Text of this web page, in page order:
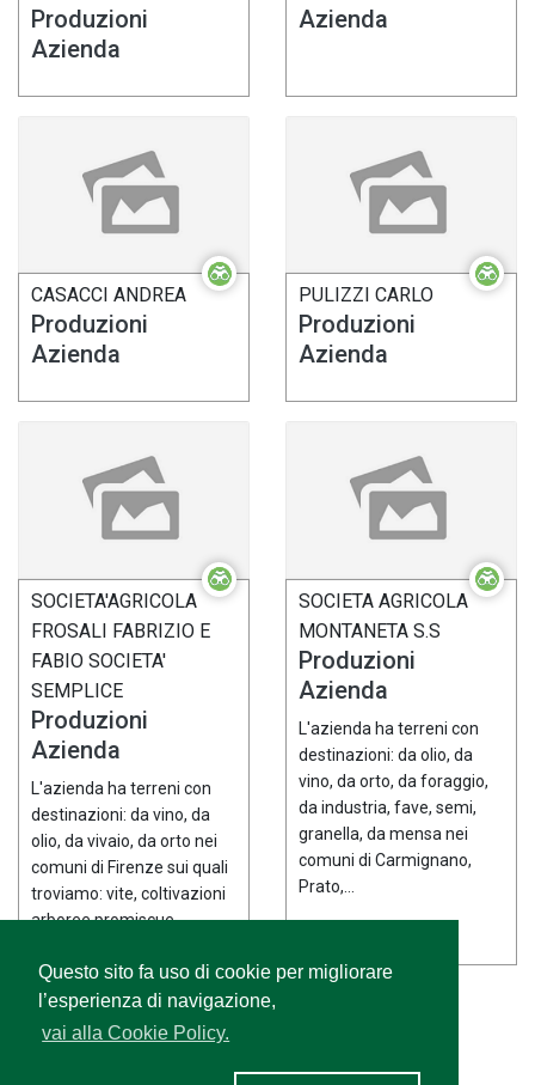
Questo sito fa uso di cookie per migliorare
l’esperienza di navigazione,
vai alla Cookie Policy.
Produzioni
Azienda
Azienda
CASACCI ANDREA
Produzioni
Azienda
PULIZZI CARLO
Produzioni
Azienda
SOCIETA'AGRICOLA
FROSALI FABRIZIO E
FABIO SOCIETA'
SEMPLICE
Produzioni
Azienda
L'azienda ha terreni con
destinazioni: da vino, da
olio, da vivaio, da orto nei
comuni di Firenze sui quali
troviamo: vite, coltivazioni
arboree promiscue...
SOCIETA AGRICOLA
MONTANETA S.S
Produzioni
Azienda
L'azienda ha terreni con
destinazioni: da olio, da
vino, da orto, da foraggio,
da industria, fave, semi,
granella, da mensa nei
comuni di Carmignano,
Prato,...